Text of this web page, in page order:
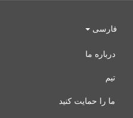
فارسی
درباره ما
تیم
ما را حمایت کنید